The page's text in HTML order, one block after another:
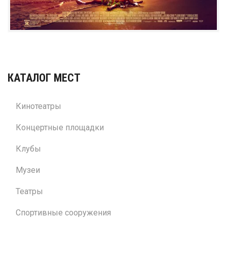
КАТАЛОГ МЕСТ
Кинотеатры
Концертные площадки
Клубы
Музеи
Театры
Спортивные сооружения